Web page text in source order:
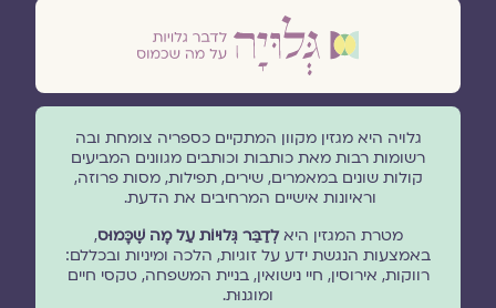
גלויה היא מגזין מקוון המתקיים כספריה צומחת ובה
רשומות רבות מאת כותבות וכותבים מגוונים המביעים
קולות שונים במאמרים, שירים, תפילות, מסות פרוזה,
וראיונות אישיים המרחיבים את הדעת.
מטרת המגזין היאלְדַבֵּר גְּלוּיוֹת עַל מָה שֶׁכָּמוּס,
באמצעות הנגשת ידע על זוגיות, הלכה ומיניות ובכללם:
רווקות, אירוסין, חיי נישואין, בניית המשפחה, טקסי חיים
ומוגנוּת.